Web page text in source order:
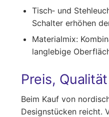
Tisch‑ und
Schalter erhöhen
Materialmix:
langlebige
Preis,
Beim Kauf von
Designstücken reicht.